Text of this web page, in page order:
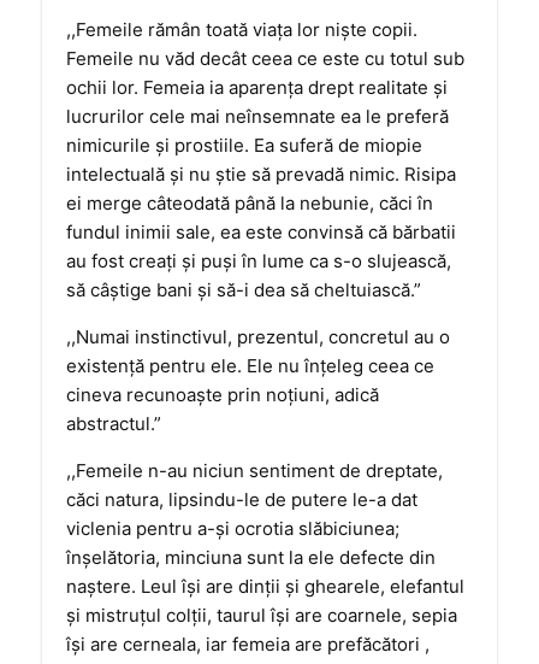
,,Femeile rămân toată viaţa lor nişte copii.
Femeile nu văd decât ceea ce este cu totul sub
ochii lor. Femeia ia aparenţa drept realitate şi
lucrurilor cele mai neînsemnate ea le preferă
nimicurile şi prostiile. Ea suferă de miopie
intelectuală şi nu ştie să prevadă nimic. Risipa
ei merge câteodată până la nebunie, căci în
fundul inimii sale, ea este convinsă că bărbatii
au fost creaţi şi puşi în lume ca s-o slujească,
să câştige bani şi să-i dea să cheltuiască.”
,,Numai instinctivul, prezentul, concretul au o
existenţă pentru ele. Ele nu înţeleg ceea ce
cineva recunoaşte prin noţiuni, adică
abstractul.”
,,Femeile n-au niciun sentiment de dreptate,
căci natura, lipsindu-le de putere le-a dat
viclenia pentru a-şi ocrotia slăbiciunea;
înşelătoria, minciuna sunt la ele defecte din
naştere. Leul îşi are dinţii şi ghearele, elefantul
şi mistruţul colţii, taurul îşi are coarnele, sepia
îşi are cerneala, iar femeia are prefăcători ,